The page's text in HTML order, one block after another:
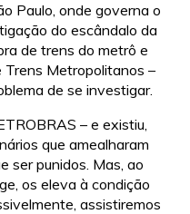
Paulo, onde governa o
do escândalo da
de trens do metrô e
Trens Metropolitanos –
de se investigar.
– e existiu,
que amealharam
ser punidos. Mas, ao
os eleva à condição
assistiremos